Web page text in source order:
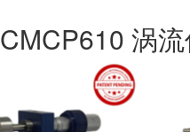
CMCP610 涡